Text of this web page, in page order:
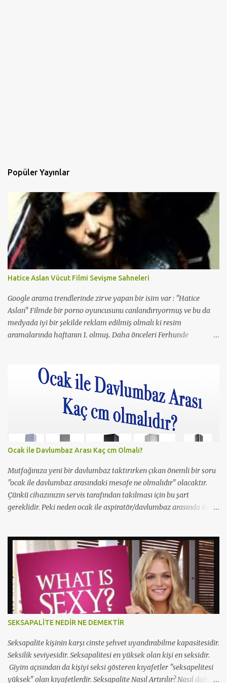
Popüler Yayınlar
Hatice Aslan Vücut Filmi Sevişme Sahneleri
Google arama trendlerinde zirve yapan bir isim var : "Hatice
Aslan" Filmde bir porno oyuncusunu canlandırıyormuş ve bu da
medyada iyi bir şekilde reklam edilmiş olmalı ki resim
aramalarında haftanın 1. olmuş. Daha önceleri Ferhunde
bir sahnesi yer almış yazı içinde yer alan kare de o filmden.
Çıplaklık prim ediyor, filmin bi boka benzediğini sanmıyorum
ama konu porno olunca rağbet olacaktır, şimdiden iyi reklamı
Ocak ile Davlumbaz Arası Kaç cm Olmalı?
Mutfağınıza yeni bir davlumbaz taktırırken çıkan önemli bir soru
"ocak ile davlumbaz arasındaki mesafe ne olmalıdır" olacaktır.
Çünkü cihazınızın servis tarafından takılması için bu şart
gereklidir. Peki neden ocak ile aspiratör/davlumbaz arasında 65
artırır ve çıkacak bir yangında servisi/beyaz eşya firmasını
sorumlu kılar. Bu sebeple yetkili servisler 65cm'den 1cm bile kısa
olsalar montajı gerçekleştirmezler. Montaj yapmaları halinde ise
gereksiz bir risk almış olurlar. Bu yüzden mutfak dolabınızı
yaptırırken aspiratör/davlumbaz takılma mesefesini en 65cm
olacak şekilde yer bırakmaya dikkat etmelisiniz.
http://www.pasahome.com/3-BOY-ISIYA-DAYANIKLI-FIRFIRLI-
http://blog.yilmazbaris.com/2011/08/aspirator-alrken-nelere-
dikkat-edilmeli.html
SEKSAPALİTE NEDİR NE DEMEKTİR
Seksapalite kişinin karşı cinste şehvet uyandırabilme kapasitesidir.
Seksilik seviyesidir. Seksapalitesi en yüksek olan kişi en seksidir.
Giyim açısından da kişiyi seksi gösteren kıyafetler "seksapelitesi
yüksek" olan kıyafetlerdir. Seksapalite Nasıl Artırılır? Nasıl daha